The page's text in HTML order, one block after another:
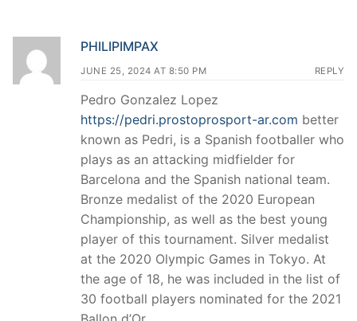
PHILIPIMPAX
JUNE 25, 2024 AT 8:50 PM REPLY
Pedro Gonzalez Lopez
https://pedri.prostoprosport-ar.com better
known as Pedri, is a Spanish footballer who
plays as an attacking midfielder for
Barcelona and the Spanish national team.
Bronze medalist of the 2020 European
Championship, as well as the best young
player of this tournament. Silver medalist
at the 2020 Olympic Games in Tokyo. At
the age of 18, he was included in the list of
30 football players nominated for the 2021